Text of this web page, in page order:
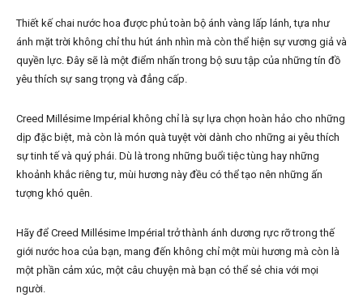
Thiết kế chai nước hoa được phủ toàn bộ ánh vàng lấp lánh, tựa như
ánh mặt trời không chỉ thu hút ánh nhìn mà còn thể hiện sự vương giả và
quyền lực. Đây sẽ là một điểm nhấn trong bộ sưu tập của những tín đồ
yêu thích sự sang trọng và đẳng cấp.
Creed Millésime Impérial không chỉ là sự lựa chọn hoàn hảo cho những
dịp đặc biệt, mà còn là món quà tuyệt vời dành cho những ai yêu thích
sự tinh tế và quý phái. Dù là trong những buổi tiệc tùng hay những
khoảnh khắc riêng tư, mùi hương này đều có thể tạo nên những ấn
tượng khó quên.
Hãy để Creed Millésime Impérial trở thành ánh dương rực rỡ trong thế
giới nước hoa của bạn, mang đến không chỉ một mùi hương mà còn là
một phần cảm xúc, một câu chuyện mà bạn có thể sẻ chia với mọi
người.